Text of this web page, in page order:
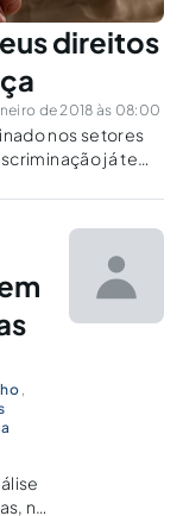
direitos
de 2018 às 08:00
nos setores
já tem
,
na